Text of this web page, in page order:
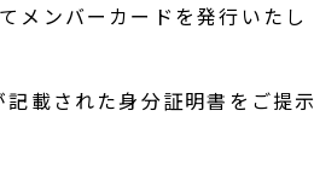
メンバーカードを発行いたし
載された身分証明書をご提示